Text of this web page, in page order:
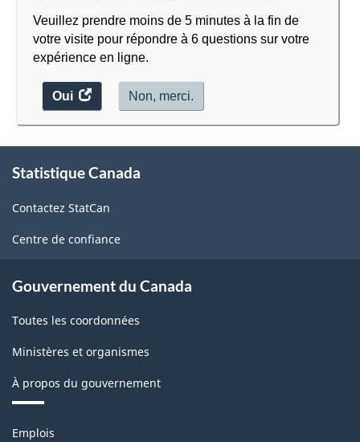
Veuillez prendre moins de 5 minutes à la fin de
votre visite pour répondre à 6 questions sur votre
expérience en ligne.
Oui
accéder
au
Non, merci.
propos
ce
site
Statistique Canada
Contactez StatCan
Centre de confiance
Gouvernement du Canada
Toutes les coordonnées
Ministères et organismes
À propos du gouvernement
Thèmes
Emplois